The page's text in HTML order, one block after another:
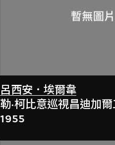
呂西安．埃爾韋
勒·柯比意巡視昌迪加
1955